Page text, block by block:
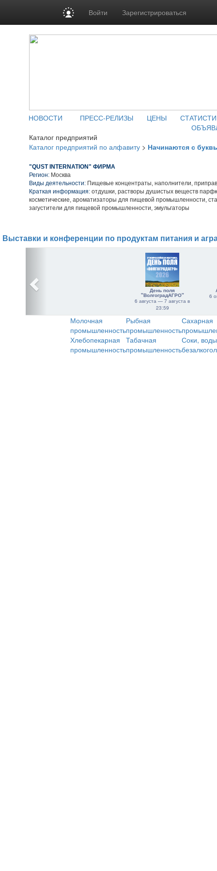
Войти Зарегистрироваться
НОВОСТИ ПРЕСС-РЕЛИЗЫ ЦЕНЫ
Каталог предприятий
Каталог предприятий по алфавиту > Начинаются с
"QUST INTERNATION" ФИРМА
Регион: Москва
Виды деятельности: Пищевые концентраты, наполнители,
Краткая информация: отдушки, растворы душистых веществ
косметические, ароматизаторы для пищевой промышленности,
загустители для пищевой промышленности, эмульгаторы
Выставки и конференции по продуктам питания и
День поля
"ВолгоградАГРО"
6 августа — 7 августа в
23:59
6
Молочная
промышленность
Рыбная
промышленность
Сахарная
Хлебопекарная
промышленность
Табачная
промышленность
Соки,